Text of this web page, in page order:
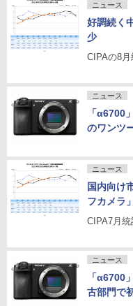
ニュース
好調続く
少
CIPAの8月
ニュース
「α6700
のワンツ
ニュース
国内向け
フカメラ
CIPA7月統
ニュース
「α6700
古部門で